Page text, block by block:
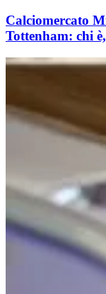
Calciomercato
Tottenham: chi